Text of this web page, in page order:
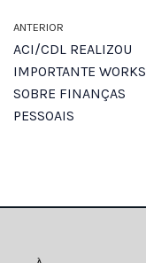
ANTERIOR
ACI/CDL REALIZOU
IMPORTANTE
SOBRE FINANÇAS
PESSOAIS